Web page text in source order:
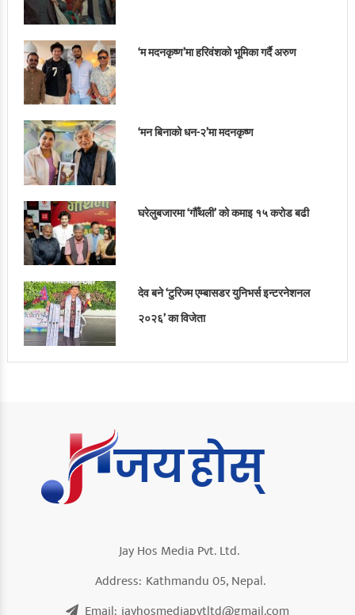
‘म मदनकृष्ण’मा हरिवंशको भूमिका गर्दै अरुण
‘मन बिनाको धन-२’मा मदनकृष्ण
घरेलुबजारमा ‘गौँथली’ को कमाइ १५ करोड बढी
देव बने ‘टुरिज्म एम्बासडर युनिभर्स इन्टरनेशनल
२०२६’ का विजेता
Jay Hos Media Pvt. Ltd.
Address: Kathmandu 05, Nepal.
Email: jayhosmediapvtltd@gmail.com